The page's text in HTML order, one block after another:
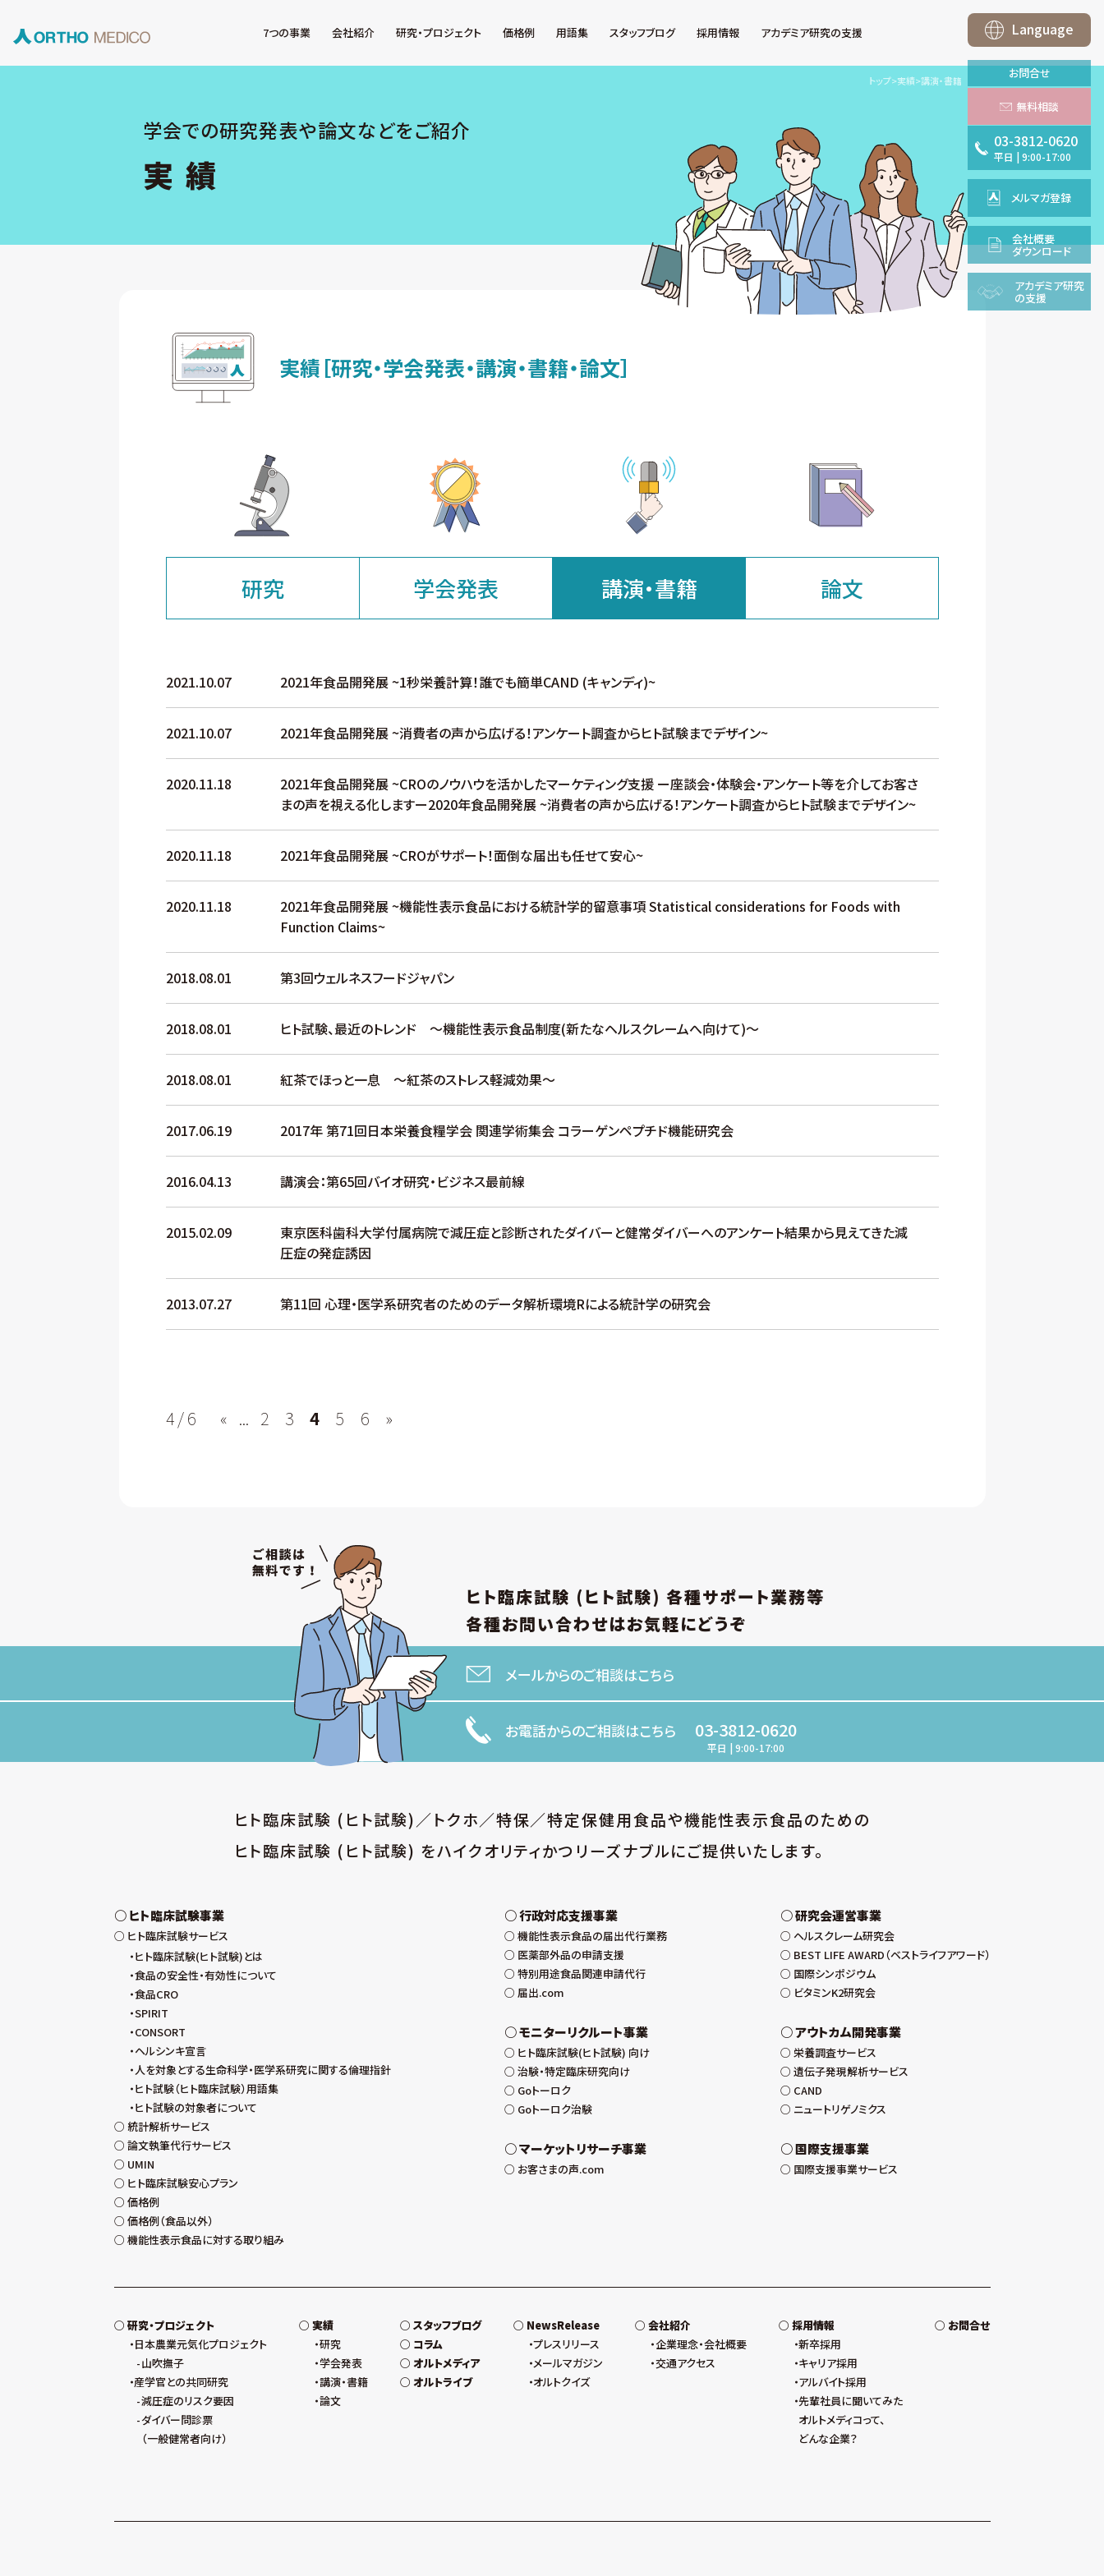
7つの事業 会社紹介 研究・プロジェクト 価格例 用語集 スタッフブログ 採用情報 アカデミア研究の支援
トップ>実績>講演・書籍
Language
お問合せ
無料相談
03-3812-0620
平日 |9:00-17:00
メルマガ登録
会社概要
ダウンロード
アカデミア研究
の支援
学会での研究発表や論文などをご紹介
実 績
実績［研究・学会発表・講演・書籍・論文］
研究 学会発表 講演・書籍 論文
2021.10.07 2021年食品開発展 ~1秒栄養計算！誰でも簡単CAND (キャンディ)~
2021.10.07 2021年食品開発展 ~消費者の声から広げる！アンケート調査からヒト試験までデザイン~
2020.11.18
2021年食品開発展 ~CROのノウハウを活かしたマーケティング支援 ー座談会・体験会・アンケート等を介してお客さ
まの声を視える化しますー2020年食品開発展 ~消費者の声から広げる！アンケート調査からヒト試験までデザイン~
2020.11.18 2021年食品開発展 ~CROがサポート！面倒な届出も任せて安心~
2020.11.18
2021年食品開発展 ~機能性表示食品における統計学的留意事項 Statistical considerations for Foods with
Function Claims~
2018.08.01 第3回ウェルネスフードジャパン
2018.08.01 ヒト試験、最近のトレンド ～機能性表示食品制度(新たなヘルスクレームへ向けて)～
2018.08.01 紅茶でほっと一息 ～紅茶のストレス軽減効果～
2017.06.19 2017年 第71回日本栄養食糧学会 関連学術集会 コラーゲンペプチド機能研究会
2016.04.13 講演会：第65回バイオ研究・ビジネス最前線
2015.02.09
東京医科歯科大学付属病院で減圧症と診断されたダイバーと健常ダイバーへのアンケート結果から見えてきた減
圧症の発症誘因
2013.07.27 第11回 心理・医学系研究者のためのデータ解析環境Rによる統計学の研究会
4 / 6 « ... 2 3 4 5 6 »
ヒト臨床試験 (ヒト試験) 各種サポート業務等
各種お問い合わせはお気軽にどうぞ
メールからのご相談はこちら
お電話からのご相談はこちら 03-3812-0620
平日 | 9:00-17:00
ヒト臨床試験 (ヒト試験)／トクホ／特保／特定保健用食品や機能性表示食品のための
ヒト臨床試験 (ヒト試験) をハイクオリティかつリーズナブルにご提供いたします。
ヒト臨床試験事業
ヒト臨床試験サービス
ヒト臨床試験(ヒト試験)とは
食品の安全性・有効性について
食品CRO
SPIRIT
CONSORT
ヘルシンキ宣言
人を対象とする生命科学・医学系研究に関する倫理指針
ヒト試験（ヒト臨床試験）用語集
ヒト試験の対象者について
統計解析サービス
論文執筆代行サービス
UMIN
ヒト臨床試験安心プラン
価格例
価格例（食品以外）
機能性表示食品に対する取り組み
行政対応支援事業
機能性表示食品の届出代行業務
医薬部外品の申請支援
特別用途食品関連申請代行
届出.com
モニターリクルート事業
ヒト臨床試験(ヒト試験) 向け
治験・特定臨床研究向け
Goトーロク
Goトーロク治験
マーケットリサーチ事業
お客さまの声.com
研究会運営事業
ヘルスクレーム研究会
BEST LIFE AWARD（ベストライフアワード）
国際シンポジウム
ビタミンK2研究会
アウトカム開発事業
栄養調査サービス
遺伝子発現解析サービス
CAND
ニュートリゲノミクス
国際支援事業
国際支援事業サービス
研究・プロジェクト
日本農業元気化プロジェクト
山吹撫子
産学官との共同研究
減圧症のリスク要因
ダイバー問診票
（一般健常者向け）
実績
研究
学会発表
講演・書籍
論文
スタッフブログ
コラム
オルトメディア
オルトライブ
NewsRelease
プレスリリース
メールマガジン
オルトクイズ
会社紹介
企業理念・会社概要
交通アクセス
採用情報
新卒採用
キャリア採用
アルバイト採用
先輩社員に聞いてみた
オルトメディコって、
どんな企業？
お問合せ